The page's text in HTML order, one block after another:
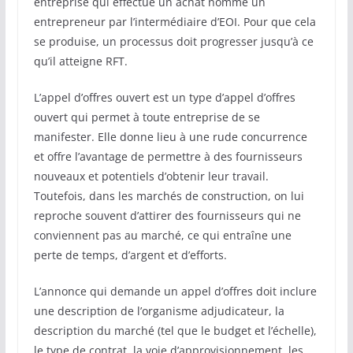
entrepreneur par l’intermédiaire d’EOI. Pour que cela
se produise, un processus doit progresser jusqu’à ce
qu’il atteigne RFT.
L’appel d’offres ouvert est un type d’appel d’offres
ouvert qui permet à toute entreprise de se
manifester. Elle donne lieu à une rude concurrence
et offre l’avantage de permettre à des fournisseurs
nouveaux et potentiels d’obtenir leur travail.
Toutefois, dans les marchés de construction, on lui
reproche souvent d’attirer des fournisseurs qui ne
conviennent pas au marché, ce qui entraîne une
perte de temps, d’argent et d’efforts.
L’annonce qui demande un appel d’offres doit inclure
une description de l’organisme adjudicateur, la
description du marché (tel que le budget et l’échelle),